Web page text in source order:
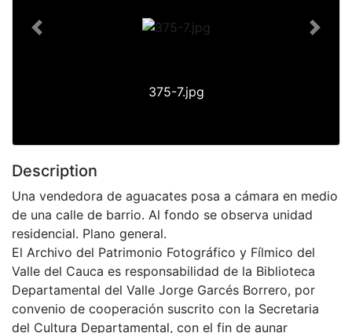
375-7.jpg
Previous Next
Description
Una vendedora de aguacates posa a cámara en medio
de una calle de barrio. Al fondo se observa unidad
residencial. Plano general.
El Archivo del Patrimonio Fotográfico y Fílmico del
Valle del Cauca es responsabilidad de la Biblioteca
Departamental del Valle Jorge Garcés Borrero, por
convenio de cooperación suscrito con la Secretaria
del Cultura Departamental, con el fin de aunar